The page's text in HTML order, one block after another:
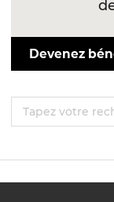
Devenez